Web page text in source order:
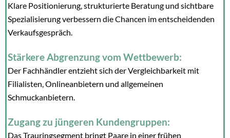
Klare Positionierung, strukturierte Beratung und sichtbare
Spezialisierung verbessern die Chancen im entscheidenden
Verkaufsgespräch.
Stärkere Abgrenzung vom Wettbewerb:
Der Fachhändler entzieht sich der Vergleichbarkeit mit
Filialisten, Onlineanbietern und allgemeinen
Schmuckanbietern.
Zugang zu jüngeren Kundengruppen:
Das Trauringsegment bringt Paare in einer frühen